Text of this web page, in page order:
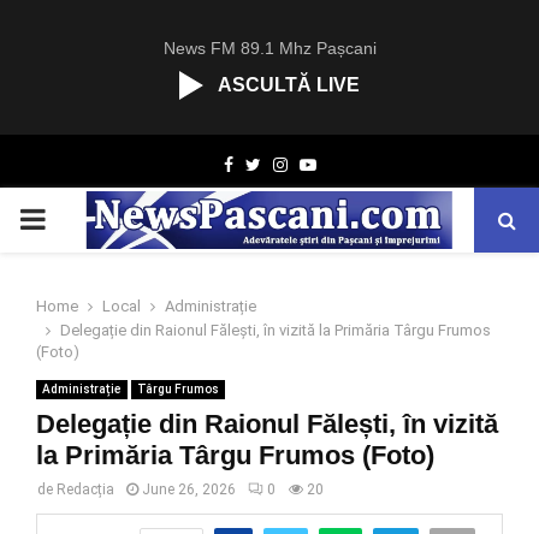
News FM 89.1 Mhz Pașcani
ASCULTĂ LIVE
Facebook
TwitterInstagram
Youtube
PRIMARY
Home Local
Administrație
Delegație din Raionul Fălești, în vizită la Primăria Târgu Frumos
(Foto)
Administrație Târgu Frumos
Delegație din Raionul Fălești, în vizită
la Primăria Târgu Frumos (Foto)
de Redacția June 26, 2026 0 20